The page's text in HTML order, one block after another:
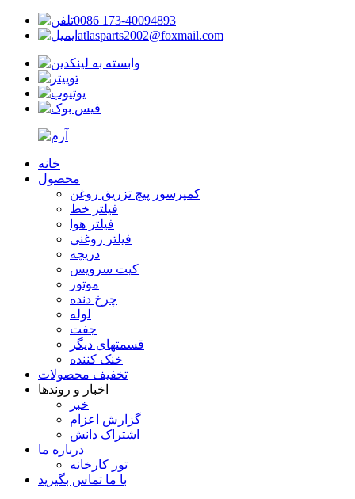
0086 173-40094893
atlasparts2002@foxmail.com
خانه
محصول
کمپرسور پیچ تزریق روغن
فیلتر خط
فیلتر هوا
فیلتر روغنی
دریچه
کیت سرویس
موتور
چرخ دنده
لوله
جفت
قسمتهای دیگر
خنک کننده
تخفیف محصولات
اخبار و روندها
خبر
گزارش اعزام
اشتراک دانش
درباره ما
تور کارخانه
با ما تماس بگیرید